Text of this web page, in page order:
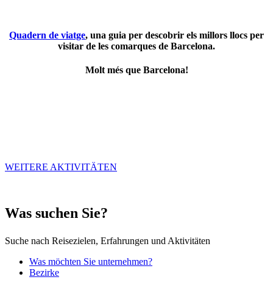
Quadern de viatge, una guia per descobrir els millors llocs per
visitar de les comarques de Barcelona.
Molt més que Barcelona!
WEITERE AKTIVITÄTEN
Was suchen Sie?
Suche nach Reisezielen, Erfahrungen und Aktivitäten
Was möchten Sie unternehmen?
Bezirke